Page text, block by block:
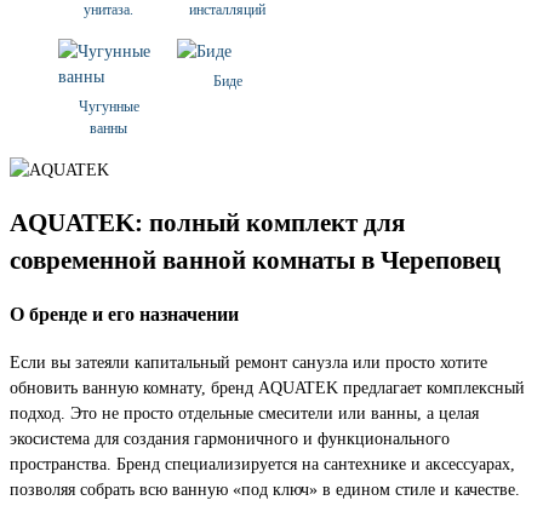
унитаза.
инсталляций
Чугунные
ванны
Биде
AQUATEK: полный комплект для
современной ванной комнаты в Череповец
О бренде и его назначении
Если вы затеяли капитальный ремонт санузла или просто хотите
обновить ванную комнату, бренд AQUATEK предлагает комплексный
подход. Это не просто отдельные смесители или ванны, а целая
экосистема для создания гармоничного и функционального
пространства. Бренд специализируется на сантехнике и аксессуарах,
позволяя собрать всю ванную «под ключ» в едином стиле и качестве.